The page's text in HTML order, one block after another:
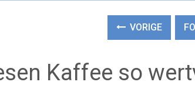
VORIGE
Kaffee so